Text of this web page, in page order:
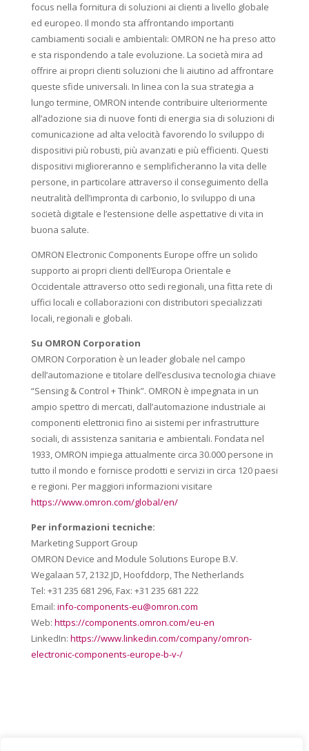
focus nella fornitura di soluzioni ai clienti a livello globale
ed europeo. Il mondo sta affrontando importanti
cambiamenti sociali e ambientali: OMRON ne ha preso atto
e sta rispondendo a tale evoluzione. La società mira ad
offrire ai propri clienti soluzioni che li aiutino ad affrontare
queste sfide universali. In linea con la sua strategia a
lungo termine, OMRON intende contribuire ulteriormente
all’adozione sia di nuove fonti di energia sia di soluzioni di
comunicazione ad alta velocità favorendo lo sviluppo di
dispositivi più robusti, più avanzati e più efficienti. Questi
dispositivi miglioreranno e semplificheranno la vita delle
persone, in particolare attraverso il conseguimento della
neutralità dell’impronta di carbonio, lo sviluppo di una
società digitale e l’estensione delle aspettative di vita in
buona salute.
OMRON Electronic Components Europe offre un solido
supporto ai propri clienti dell’Europa Orientale e
Occidentale attraverso otto sedi regionali, una fitta rete di
uffici locali e collaborazioni con distributori specializzati
locali, regionali e globali.
Su OMRON Corporation
OMRON Corporation è un leader globale nel campo
dell’automazione e titolare dell’esclusiva tecnologia chiave
“Sensing & Control + Think”. OMRON è impegnata in un
ampio spettro di mercati, dall’automazione industriale ai
componenti elettronici fino ai sistemi per infrastrutture
sociali, di assistenza sanitaria e ambientali. Fondata nel
1933, OMRON impiega attualmente circa 30.000 persone in
tutto il mondo e fornisce prodotti e servizi in circa 120 paesi
e regioni. Per maggiori informazioni visitare
https://www.omron.com/global/en/
Per informazioni tecniche:
Marketing Support Group
OMRON Device and Module Solutions Europe B.V.
Wegalaan 57, 2132 JD, Hoofddorp, The Netherlands
Tel: +31 235 681 296, Fax: +31 235 681 222
Email: info-components-eu@omron.com
Web: https://components.omron.com/eu-en
LinkedIn: https://www.linkedin.com/company/omron-
electronic-components-europe-b-v-/